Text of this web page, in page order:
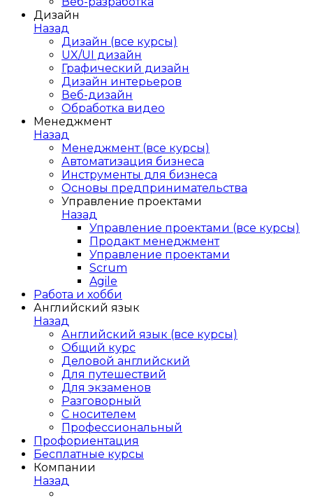
Дизайн
Назад
Дизайн (все курсы)
UX/UI дизайн
Графический дизайн
Дизайн интерьеров
Веб-дизайн
Обработка видео
Менеджмент
Назад
Менеджмент (все курсы)
Автоматизация бизнеса
Инструменты для бизнеса
Основы предпринимательства
Управление проектами
Назад
Управление проектами (все курсы)
Продакт менеджмент
Управление проектами
Scrum
Agile
Работа и хобби
Английский язык
Назад
Английский язык (все курсы)
Общий курс
Деловой английский
Для путешествий
Для экзаменов
Разговорный
С носителем
Профессиональный
Профориентация
Бесплатные курсы
Компании
Назад